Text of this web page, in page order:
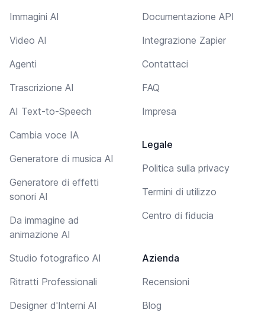
Immagini AI
Video AI
Agenti
Trascrizione AI
AI Text-to-Speech
Cambia voce IA
Generatore di musica AI
Generatore di effetti
sonori AI
Da immagine ad
animazione AI
Studio fotografico AI
Ritratti Professionali
Designer d'Interni AI
Documentazione API
Integrazione Zapier
Contattaci
FAQ
Impresa
Legale
Politica sulla privacy
Termini di utilizzo
Centro di fiducia
Azienda
Recensioni
Blog